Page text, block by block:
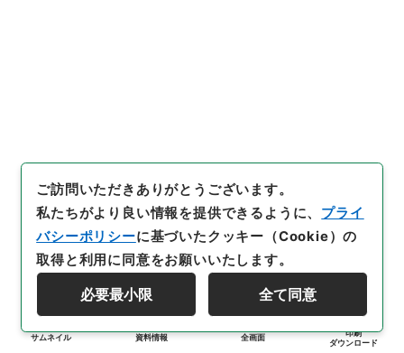
サムネイル 資料情報 全画面
印刷
ダウンロード
ご訪問いただきありがとうございます。
私たちがより良い情報を提供できるように、 プライ
バシーポリシーに基づいたクッキー（Cookie）の
取得と利用に同意をお願いいたします。
必要最小限 全て同意